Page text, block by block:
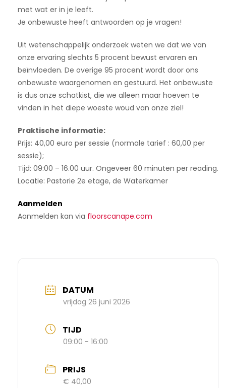
met wat er in je leeft.
Je onbewuste heeft antwoorden op je vragen!
Uit wetenschappelijk onderzoek weten we dat we van
onze ervaring slechts 5 procent bewust ervaren en
beïnvloeden. De overige 95 procent wordt door ons
onbewuste waargenomen en gestuurd. Het onbewuste
is dus onze schatkist, die we alleen maar hoeven te
vinden in het diepe woeste woud van onze ziel!
Praktische informatie:
Prijs: 40,00 euro per sessie (normale tarief : 60,00 per
sessie);
Tijd: 09:00 – 16.00 uur. Ongeveer 60 minuten per reading.
Locatie: Pastorie 2e etage, de Waterkamer
Aanmelden
Aanmelden kan via floorscanape.com
DATUM
vrijdag 26 juni 2026
TIJD
09:00 - 16:00
PRIJS
€ 40,00